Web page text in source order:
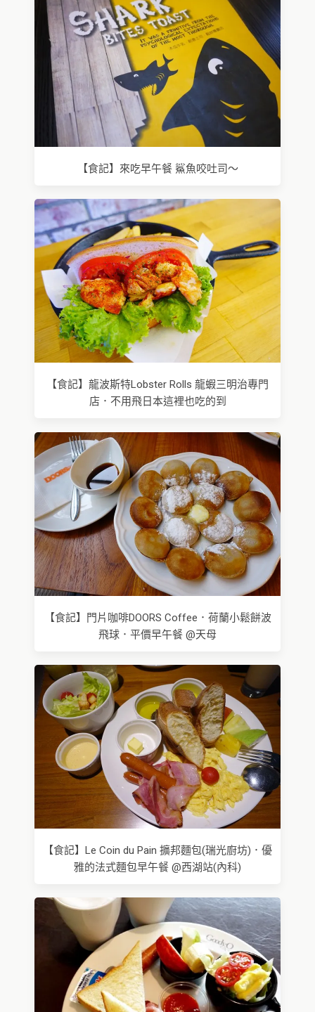
【食記】來吃早午餐 鯊魚咬吐司～
【食記】龍波斯特Lobster Rolls 龍蝦三明治專門
店．不用飛日本這裡也吃的到
【食記】門片咖啡DOORS Coffee．荷蘭小鬆餅波
飛球．平價早午餐 @天母
【食記】Le Coin du Pain 擴邦麵包(瑞光廚坊)．優
雅的法式麵包早午餐 @西湖站(內科)